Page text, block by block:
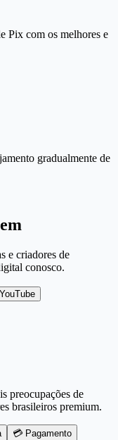
Pix com os melhores e
gradualmente de
e criadores de
conosco.
preocupações de
brasileiros premium.
💳 Pagamento